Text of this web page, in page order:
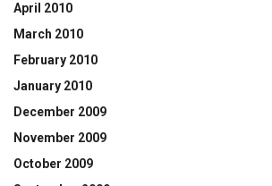
April 2010
March 2010
February 2010
January 2010
December 2009
November 2009
October 2009